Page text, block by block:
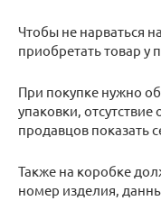
Чтобы не нарваться
приобретать товар у
При покупке нужно
упаковки,
продавцов показать
Также на коробке
номер изделия,